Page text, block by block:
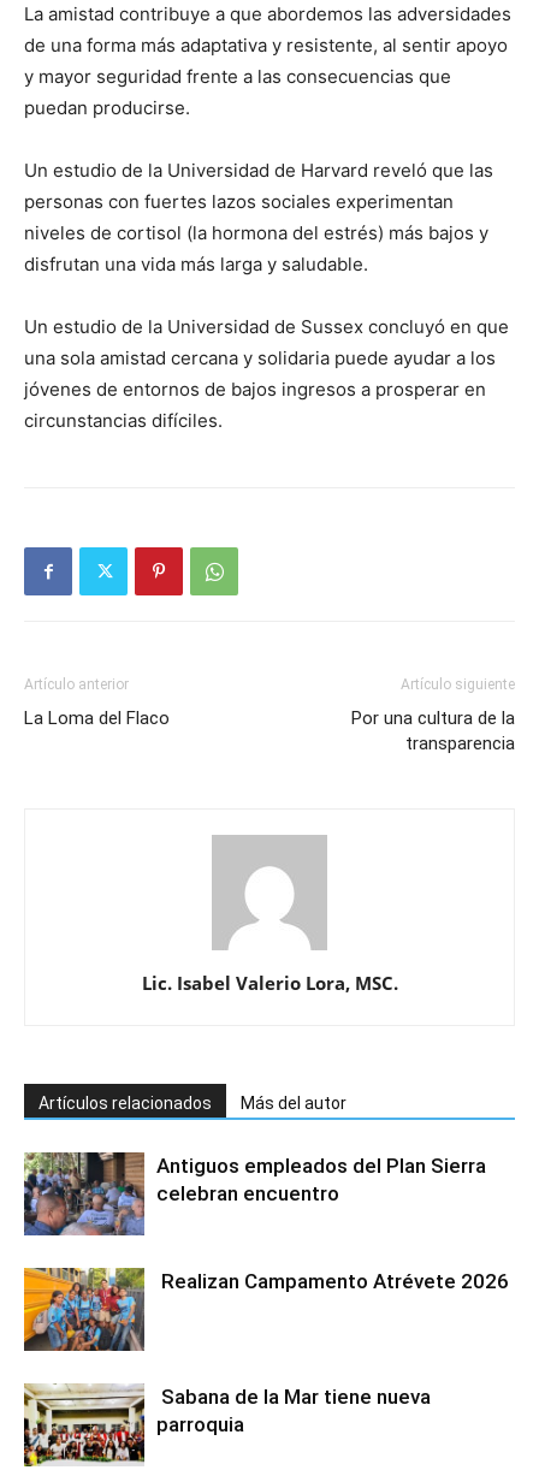
La amistad contribuye a que abordemos las adversidades
de una forma más adaptativa y resistente, al sentir apoyo
y mayor seguridad frente a las consecuencias que
puedan producirse.
Un estudio de la Universidad de Harvard reveló que las
personas con fuertes lazos sociales experimentan
niveles de cortisol (la hormona del estrés) más bajos y
disfrutan una vida más larga y saludable.
Un estudio de la Universidad de Sussex concluyó en que
una sola amistad cercana y solidaria puede ayudar a los
jóvenes de entornos de bajos ingresos a prosperar en
circunstancias difíciles.
Artículo anterior
La Loma del Flaco
Artículo siguiente
Por una cultura de la
transparencia
Lic. Isabel Valerio Lora, MSC.
Artículos relacionados Más del autor
Antiguos empleados del Plan Sierra
celebran encuentro
Realizan Campamento Atrévete 2026
Sabana de la Mar tiene nueva
parroquia